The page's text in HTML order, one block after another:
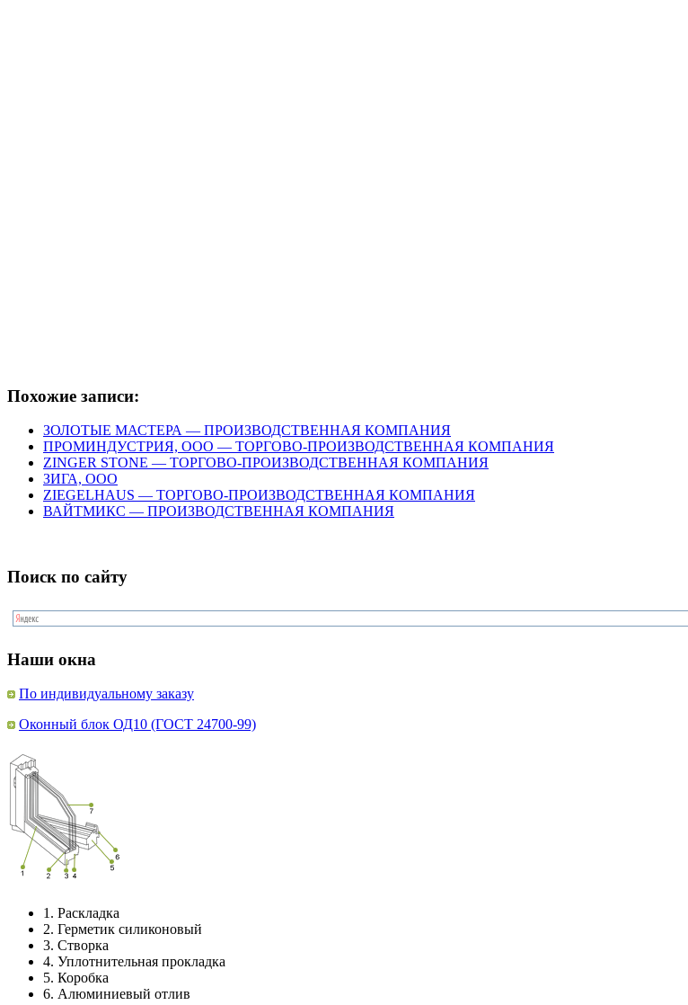
Похожие записи:
ЗОЛОТЫЕ МАСТЕРА — ПРОИЗВОДСТВЕННАЯ КОМПАНИЯ
ПРОМИНДУСТРИЯ, ООО — ТОРГОВО-ПРОИЗВОДСТВЕННАЯ КОМПАНИЯ
ZINGER STONE — ТОРГОВО-ПРОИЗВОДСТВЕННАЯ КОМПАНИЯ
ЗИГА, ООО
ZIEGELHAUS — ТОРГОВО-ПРОИЗВОДСТВЕННАЯ КОМПАНИЯ
ВАЙТМИКС — ПРОИЗВОДСТВЕННАЯ КОМПАНИЯ
Поиск по сайту
Наши окна
По индивидуальному заказу
Оконный блок ОД10 (ГОСТ 24700-99)
1. Раскладка
2. Герметик силиконовый
3. Створка
4. Уплотнительная прокладка
5. Коробка
6. Алюминиевый отлив